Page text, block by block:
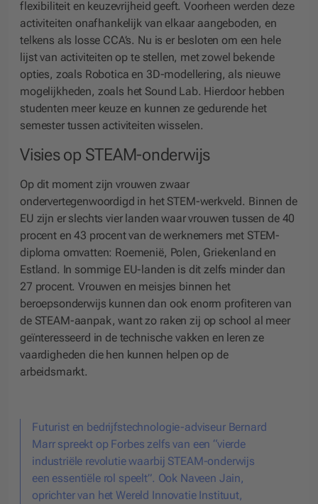
flexibiliteit en keuzevrijheid geeft. Voorheen werden deze
activiteiten onafhankelijk van elkaar aangeboden, en
telkens als losse CCA’s. Nu is er besloten om een hele
lijst van activiteiten op te stellen, met zowel bekende
opties, zoals Robotica en 3D-modellering, als nieuwe
mogelijkheden, zoals het Sound Lab. Hierdoor hebben
studenten meer keuze en kunnen ze gedurende het
semester tussen activiteiten wisselen.
Visies op STEAM-onderwijs
Op dit moment zijn vrouwen zwaar
ondervertegenwoordigd in het STEM-werkveld. Binnen de
EU zijn er slechts vier landen waar vrouwen tussen de 40
procent en 43 procent van de werknemers met STEM-
diploma omvatten: Roemenië, Polen, Griekenland en
Estland. In sommige EU-landen is dit zelfs minder dan
27 procent. Vrouwen en meisjes binnen het
beroepsonderwijs kunnen dan ook enorm profiteren van
de STEAM-aanpak, want zo raken zij op school al meer
geïnteresseerd in de technische vakken en leren ze
vaardigheden die hen kunnen helpen op de
arbeidsmarkt.
Futurist en bedrijfstechnologie-adviseur Bernard
Marr spreekt op Forbes zelfs van een “vierde
industriële revolutie waarbij STEAM-onderwijs
een essentiële rol speelt”. Ook Naveen Jain,
oprichter van het Wereld Innovatie Instituut,